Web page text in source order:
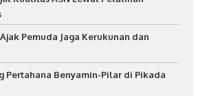
Pemuda Jaga Kerukunan dan
Pertahana Benyamin-Pilar di Pikada